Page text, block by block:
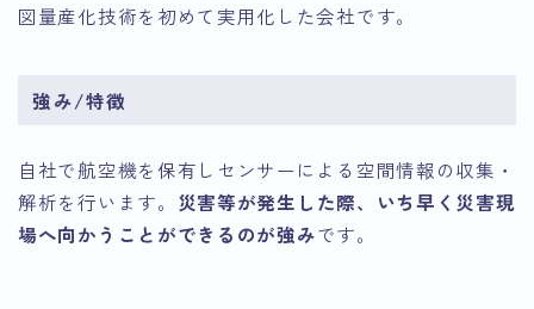
図量産化技術を初めて実用化した会社です。
強み/特徴
自社で航空機を保有しセンサーによる空間情報の収集・
解析を行います。 災害等が発生した際、いち早く災害現
場へ向かうことができるのが強みです。